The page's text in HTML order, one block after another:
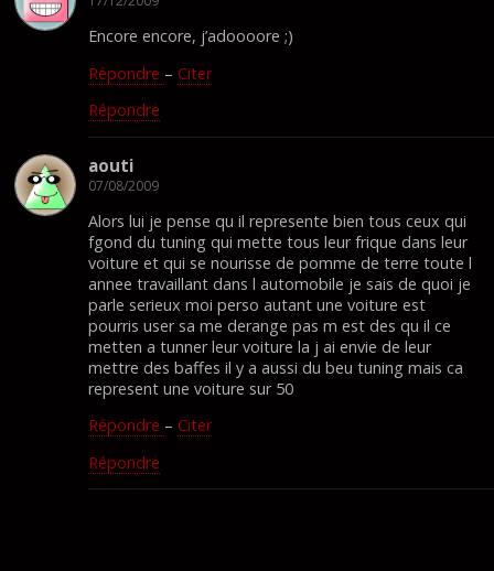
Encore encore, j’adoooore ;)
Répondre – Citer
Répondre
aouti
07/08/2009
Alors lui je pense qu il represente bien tous ceux qui
fgond du tuning qui mette tous leur frique dans leur
voiture et qui se nourisse de pomme de terre toute l
annee travaillant dans l automobile je sais de quoi je
parle serieux moi perso autant une voiture est
pourris user sa me derange pas m est des qu il ce
metten a tunner leur voiture la j ai envie de leur
mettre des baffes il y a aussi du beu tuning mais ca
represent une voiture sur 50
Répondre – Citer
Répondre